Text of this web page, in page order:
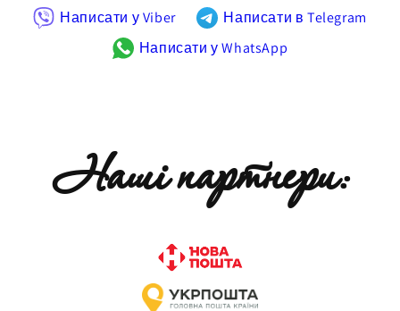
Написати у Viber
Написати в Telegram
Написати у WhatsApp
Наші партнери: